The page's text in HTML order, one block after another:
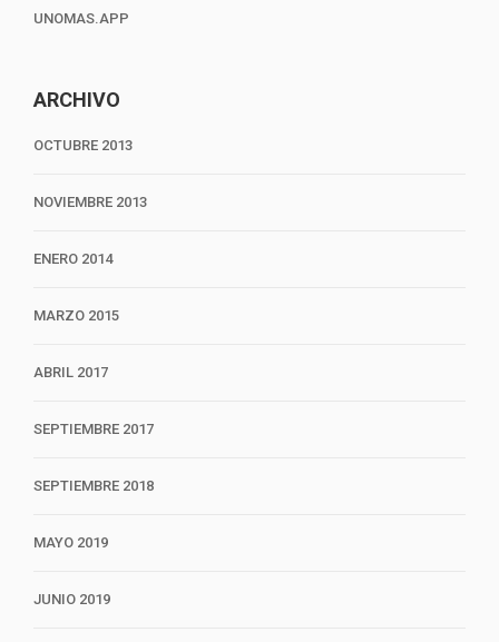
UNOMAS.APP
ARCHIVO
OCTUBRE 2013
NOVIEMBRE 2013
ENERO 2014
MARZO 2015
ABRIL 2017
SEPTIEMBRE 2017
SEPTIEMBRE 2018
MAYO 2019
JUNIO 2019